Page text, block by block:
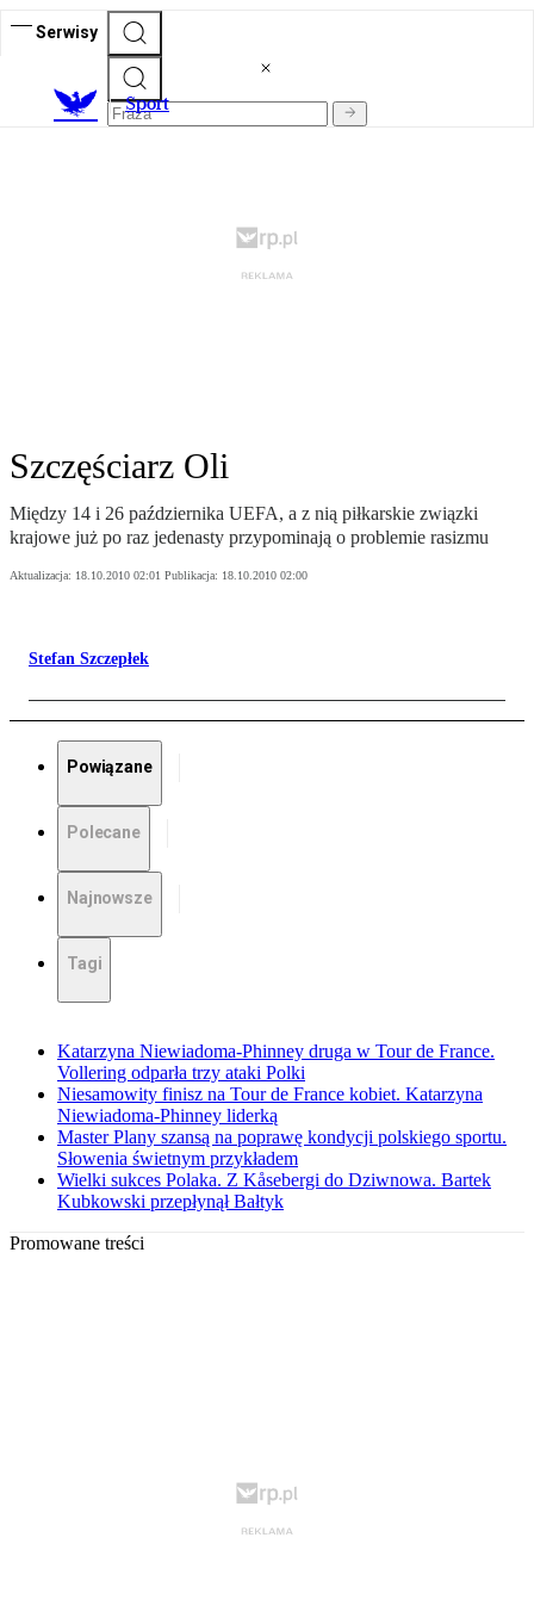
Serwisy
Sport
Szczęściarz Oli
Między 14 i 26 października UEFA, a z nią piłkarskie związki
krajowe już po raz jedenasty przypominają o problemie rasizmu
Aktualizacja: 18.10.2010 02:01 Publikacja: 18.10.2010 02:00
Stefan Szczepłek
Powiązane
Polecane
Najnowsze
Tagi
Katarzyna Niewiadoma-Phinney druga w Tour de France.
Vollering odparła trzy ataki Polki
Niesamowity finisz na Tour de France kobiet. Katarzyna
Niewiadoma-Phinney liderką
Master Plany szansą na poprawę kondycji polskiego sportu.
Słowenia świetnym przykładem
Wielki sukces Polaka. Z Kåsebergi do Dziwnowa. Bartek
Kubkowski przepłynął Bałtyk
Promowane treści